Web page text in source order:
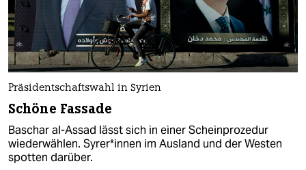
Präsidentschaftswahl in Syrien
Schöne Fassade
Baschar al-Assad lässt sich in einer Scheinprozedur
wiederwählen. Sy­re­r*in­nen im Ausland und der Westen
spotten darüber.